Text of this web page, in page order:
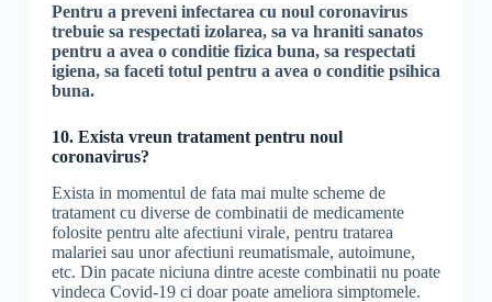
Pentru a preveni infectarea cu noul coronavirus
trebuie sa respectati izolarea, sa va hraniti sanatos
pentru a avea o conditie fizica buna, sa respectati
igiena, sa faceti totul pentru a avea o conditie psihica
buna.
10. Exista vreun tratament pentru noul
coronavirus?
Exista in momentul de fata mai multe scheme de
tratament cu diverse de combinatii de medicamente
folosite pentru alte afectiuni virale, pentru tratarea
malariei sau unor afectiuni reumatismale, autoimune,
etc. Din pacate niciuna dintre aceste combinatii nu poate
vindeca Covid-19 ci doar poate ameliora simptomele.